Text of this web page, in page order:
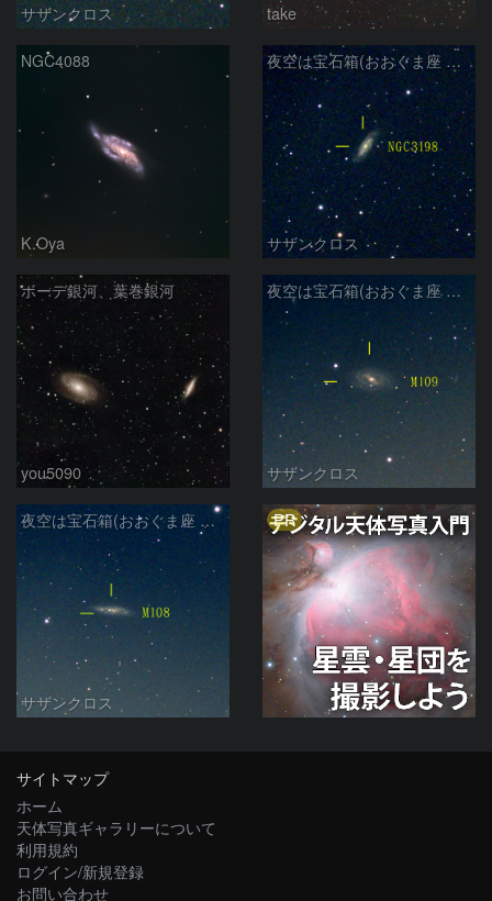
サザンクロス take
NGC4088
K.Oya
夜空は宝石箱(おおぐま座 NGC3198) Seestar50
サザンクロス
ボーデ銀河、葉巻銀河
you5090
夜空は宝石箱(おおぐま座 M109) Seestar50
サザンクロス
夜空は宝石箱(おおぐま座 M108) Seestar50
サザンクロス
PR
サイトマップ
ホーム
天体写真ギャラリーについて
利用規約
ログイン/新規登録
お問い合わせ